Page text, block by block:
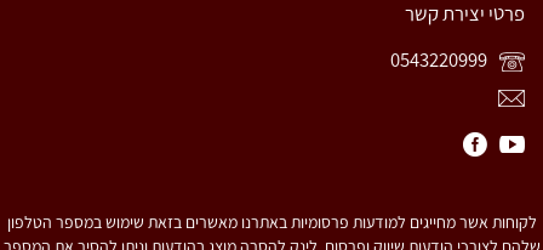
פרטי יצירת קשר
לקוחות אשר מחייגים למודעות פרסומיות באתרנו מאשרים בזאת שימוש במספר הטלפון